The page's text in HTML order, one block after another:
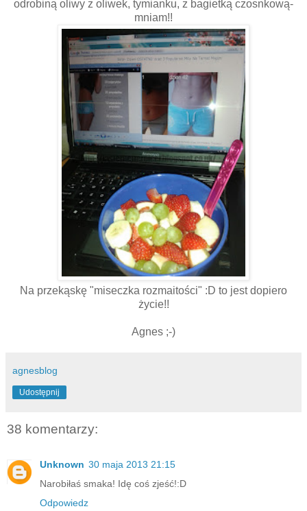
odrobiną oliwy z oliwek, tymianku, z bagietką czosnkową-
mniam!!
Na przekąskę "miseczka rozmaitości" :D to jest dopiero
życie!!
Agnes ;-)
agnesblog
Udostępnij
38 komentarzy:
Unknown 30 maja 2013 21:15
Narobiłaś smaka! Idę coś zjeść!:D
Odpowiedz